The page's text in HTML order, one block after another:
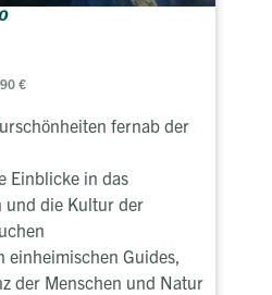
€
fernab der
Einblicke in das
und die Kultur der
einheimischen Guides,
der Menschen und Natur